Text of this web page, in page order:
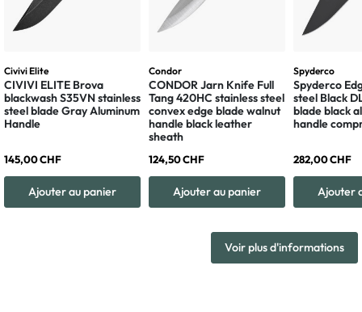
Civivi Elite
CIVIVI ELITE Brova
blackwash S35VN stainless
steel blade Gray Aluminum
Handle
145,00 CHF
Ajouter au panier
Condor
CONDOR Jarn Knife Full
Tang 420HC stainless steel
convex edge blade walnut
handle black leather
sheath
124,50 CHF
Ajouter au panier
Spyderco
Spyderco
steel Black
blade black
handle
282,00 CHF
Ajouter
Voir plus d'informations